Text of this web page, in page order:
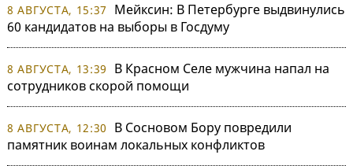
8 АВГУСТА, 15:37
Мейксин: В Петербурге выдвинулись
60 кандидатов на выборы в Госдуму
8 АВГУСТА, 13:39
В Красном Селе мужчина напал на
сотрудников скорой помощи
8 АВГУСТА, 12:30
В Сосновом Бору повредили
памятник воинам локальных конфликтов